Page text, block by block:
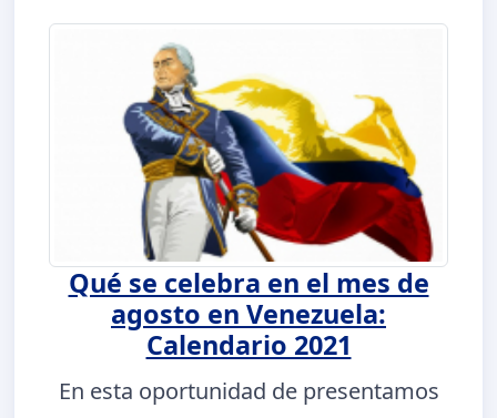
Qué se celebra en el mes de
agosto en Venezuela:
Calendario 2021
En esta oportunidad de presentamos